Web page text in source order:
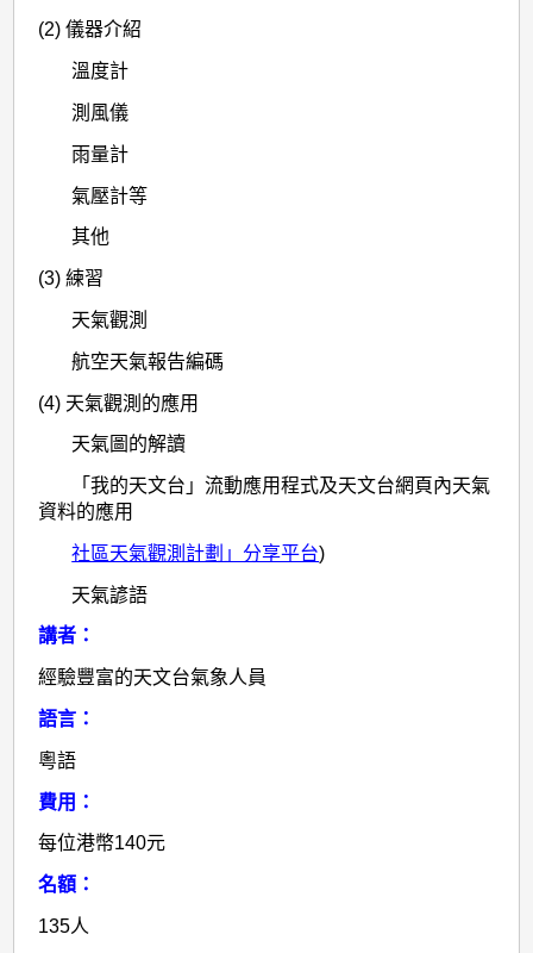
(2) 儀器介紹
溫度計
測風儀
雨量計
氣壓計等
其他
(3) 練習
天氣觀測
航空天氣報告編碼
(4) 天氣觀測的應用
天氣圖的解讀
「我的天文台」流動應用程式及天文台網頁內天氣
資料的應用
社區天氣觀測計劃」分享平台)
天氣諺語
講者：
經驗豐富的天文台氣象人員
語言：
粵語
費用：
每位港幣140元
名額：
135人